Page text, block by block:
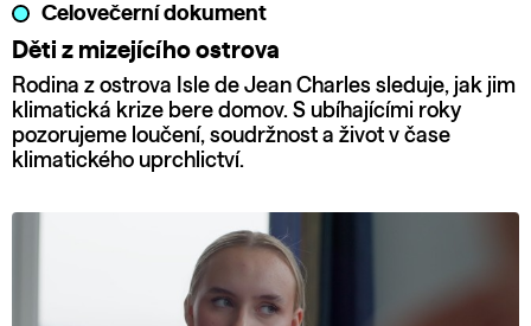
Celovečerní dokument
Děti z mizejícího ostrova
Rodina z ostrova Isle de Jean Charles sleduje, jak jim
klimatická krize bere domov. S ubíhajícími roky
pozorujeme loučení, soudržnost a život v čase
klimatického uprchlictví.